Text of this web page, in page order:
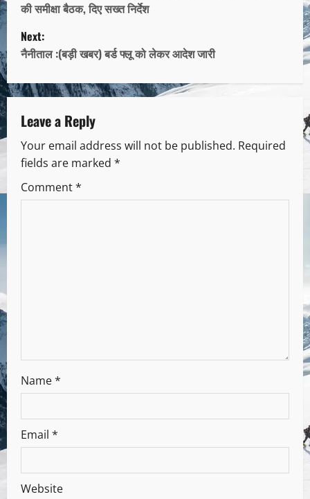
की समीक्षा बैठक, दिए सख्त निर्देश
Next:
नैनीताल :(बड़ी खबर) बर्ड फ्लू को लेकर आदेश जारी
Leave a Reply
Your email address will not be published. Required
fields are marked *
Comment*
Name*
Email *
Website